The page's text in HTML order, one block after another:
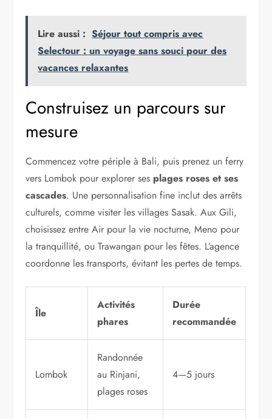
Lire aussi : Séjour tout compris avec
Selectour : un voyage sans souci pour des
vacances relaxantes
Construisez un parcours sur
mesure
Commencez votre périple à Bali, puis prenez un ferry
vers Lombok pour explorer ses plages roses et ses
cascades. Une personnalisation fine inclut des arrêts
culturels, comme visiter les villages Sasak. Aux Gili,
choisissez entre Air pour la vie nocturne, Meno pour
la tranquillité, ou Trawangan pour les fêtes. L’agence
coordonne les transports, évitant les pertes de temps.
Île
Activités
phares
Durée
recommandée
Lombok
Randonnée
au Rinjani,
plages roses
4—5 jours